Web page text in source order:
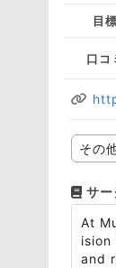
目標
口コ
その
サー
At
and